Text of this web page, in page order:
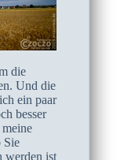
die
Und die
ein paar
besser
Sie
werden ist